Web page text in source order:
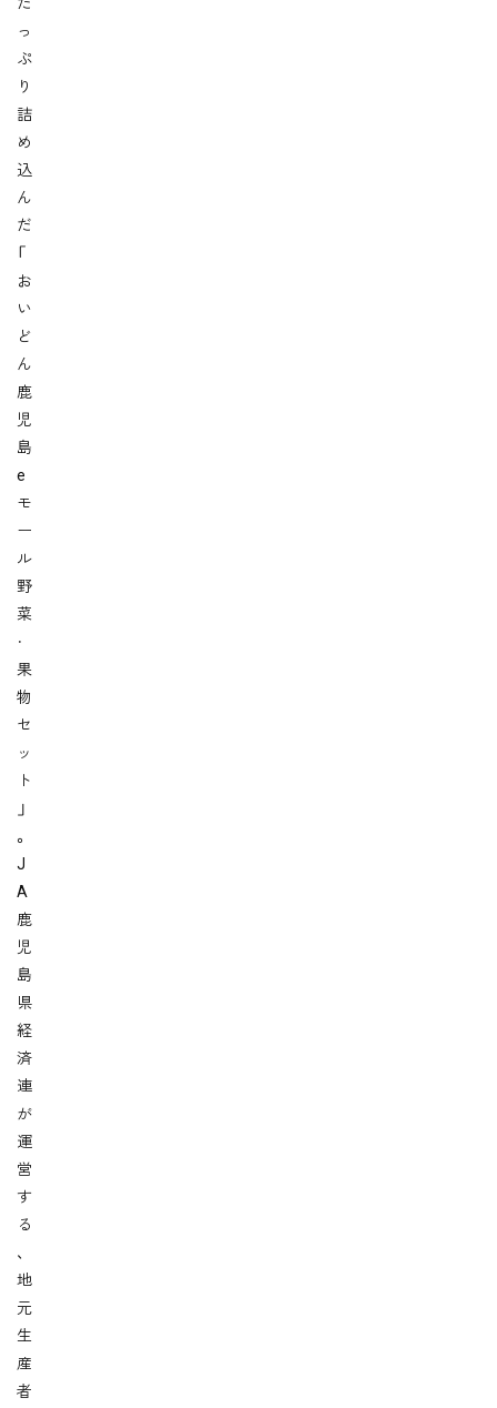
っ
ぷ
り
詰
め
込
ん
だ
「
お
い
ど
ん
鹿
児
島
e
モ
ー
ル
野
菜
・
果
物
セ
ッ
ト
」
。
J
A
鹿
児
島
県
経
済
連
が
運
営
す
る
、
地
元
生
産
者